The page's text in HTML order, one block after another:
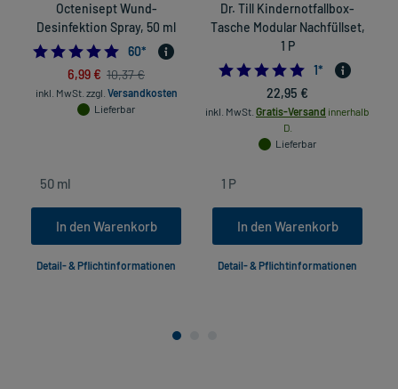
Octenisept Wund-
Desinfektion Spray, 50 ml
4.966666666666667
60*
6,99 € 10,37 €
inkl. MwSt. zzgl. Versandkosten
Lieferbar
In den Warenkorb
Detail- & Pflichtinformationen
Dr. Till Kindernotfallbox-
Tasche Modular Nachfüllset,
1 P
5.0
1*
22,95 €
inkl. MwSt. Gratis-Versand innerhalb
D.
Lieferbar
In den Warenkorb
Detail- & Pflichtinformationen